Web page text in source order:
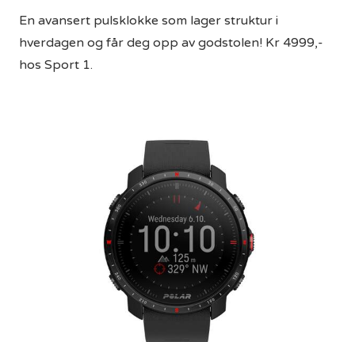
En avansert pulsklokke som lager struktur i
hverdagen og får deg opp av godstolen! Kr 4999,-
hos Sport 1.